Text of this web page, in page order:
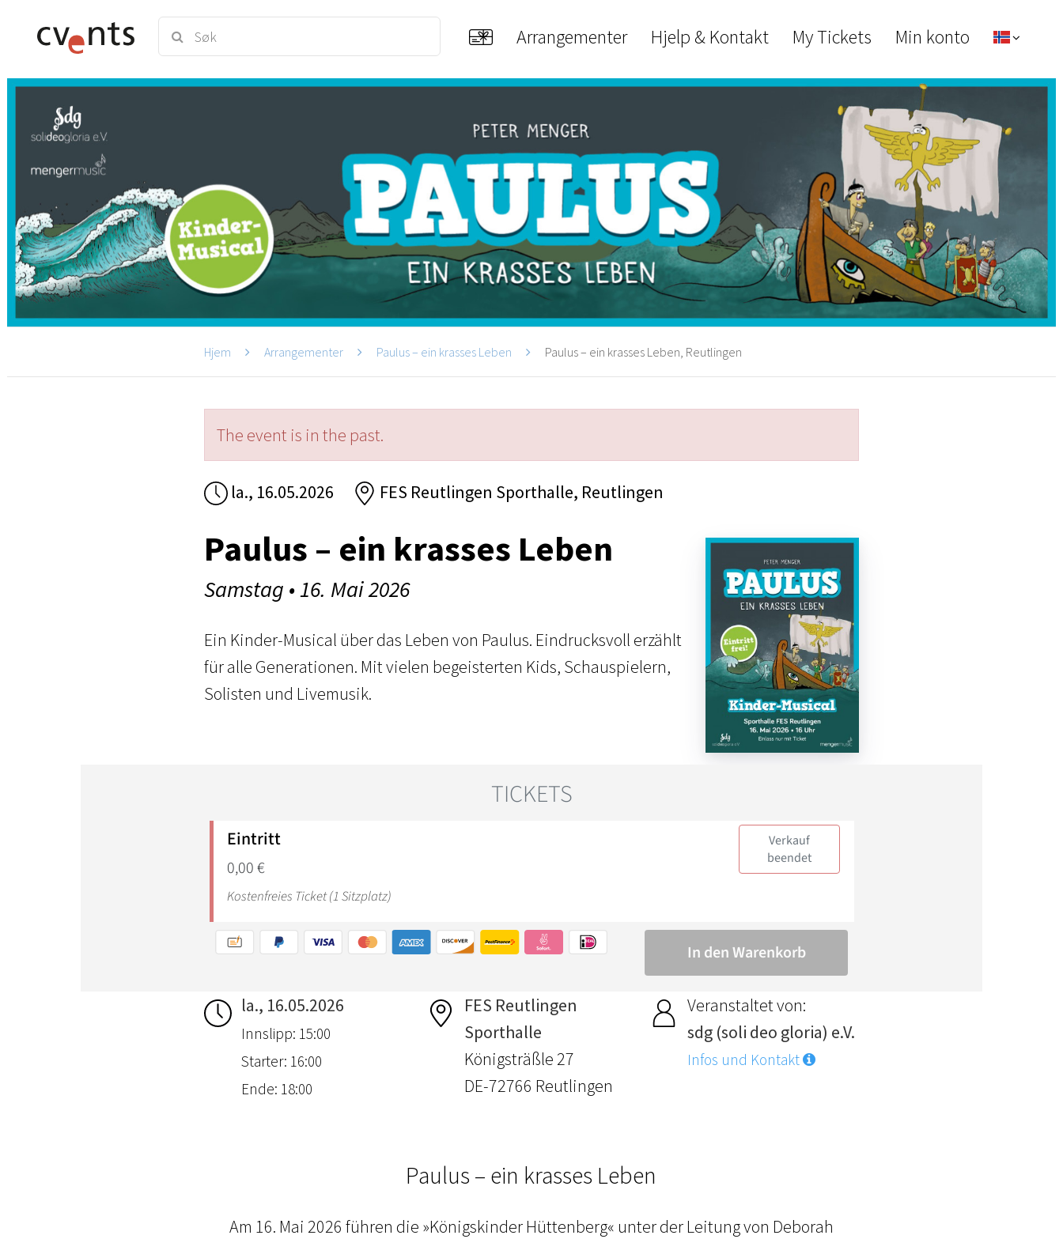
Arrangementer Hjelp & Kontakt My Tickets Min konto
Hjem Arrangementer Paulus – ein krasses Leben Paulus – ein krasses Leben, Reutlingen
The event is in the past.
la., 16.05.2026 FES Reutlingen Sporthalle, Reutlingen
Paulus – ein krasses Leben
Samstag • 16. Mai 2026
Ein Kinder-Musical über das Leben von Paulus. Eindrucksvoll erzählt
für alle Generationen. Mit vielen begeisterten Kids, Schauspielern,
Solisten und Livemusik.
la., 16.05.2026
Innslipp: 15:00
Starter: 16:00
Ende: 18:00
FES Reutlingen
Sporthalle
Königsträßle 27
DE-72766 Reutlingen
Veranstaltet von:
sdg (soli deo gloria) e.V.
Infos und Kontakt
Paulus – ein krasses Leben
Am 16. Mai 2026 führen die »Königskinder Hüttenberg« unter der Leitung von Deborah